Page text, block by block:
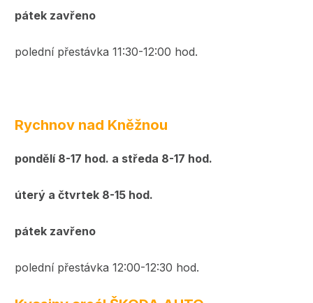
pátek zavřeno
polední přestávka 11:30-12:00 hod.
Rychnov nad Kněžnou
pondělí 8-17 hod. a středa 8-17 hod.
úterý a čtvrtek 8-15 hod.
pátek zavřeno
polední přestávka 12:00-12:30 hod.